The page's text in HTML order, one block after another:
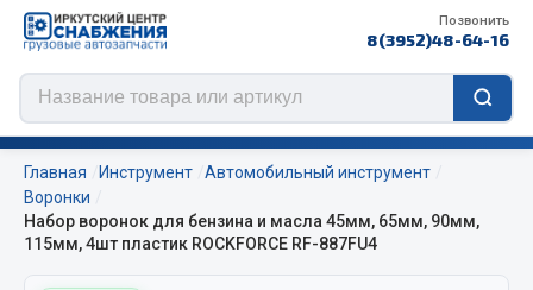
Позвонить
8(3952)48-64-16
Цепи противоскольжения
Главная Инструмент
Автомобильный инструмент
Воронки
Набор воронок для бензина и масла 45мм, 65мм, 90мм,
115мм, 4шт пластик ROCKFORCE RF-887FU4